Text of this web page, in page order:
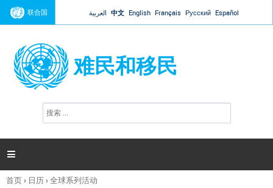
Jump to navigation
联合国 العربية 中文 English Français Русский Español
难民和移民
搜
索

首页› 日历›全球系列活动